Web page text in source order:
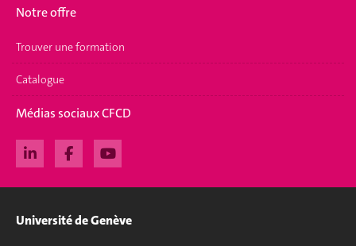
Notre offre
Trouver une formation
Catalogue
Médias sociaux CFCD
Université de Genève